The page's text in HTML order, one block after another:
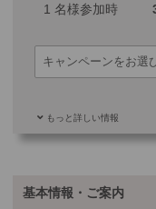
1 名様参加時
もっと詳しい情報
基本情報・ご案内